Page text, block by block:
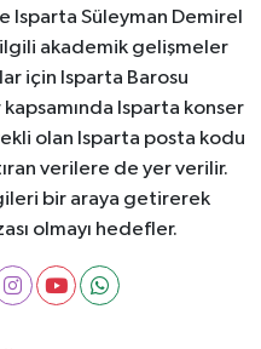
Süleyman Demirel
akademik gelişmeler
için Isparta Barosu
Isparta konser
olan Isparta posta kodu
verilere de yer verilir.
bir araya getirerek
olmayı hedefler.